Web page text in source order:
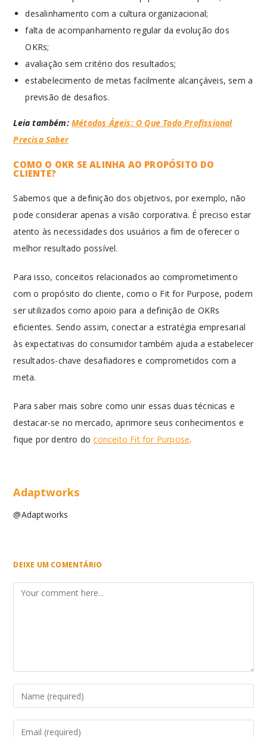
desalinhamento com a cultura organizacional;
falta de acompanhamento regular da evolução dos
OKRs;
avaliação sem critério dos resultados;
estabelecimento de metas facilmente alcançáveis, sem a
previsão de desafios.
Leia também:Métodos Ágeis: O Que Todo Profissional
Precisa Saber
COMO O OKR SE ALINHA AO PROPÓSITO DO
CLIENTE?
Sabemos que a definição dos objetivos, por exemplo, não
pode considerar apenas a visão corporativa. É preciso estar
atento às necessidades dos usuários a fim de oferecer o
melhor resultado possível.
Para isso, conceitos relacionados ao comprometimento
com o propósito do cliente, como o Fit for Purpose, podem
ser utilizados como apoio para a definição de OKRs
eficientes. Sendo assim, conectar a estratégia empresarial
às expectativas do consumidor também ajuda a estabelecer
resultados-chave desafiadores e comprometidos com a
meta.
Para saber mais sobre como unir essas duas técnicas e
destacar-se no mercado, aprimore seus conhecimentos e
fique por dentro doconceito Fit for Purpose.
Adaptworks
@Adaptworks
DEIXE UM COMENTÁRIO